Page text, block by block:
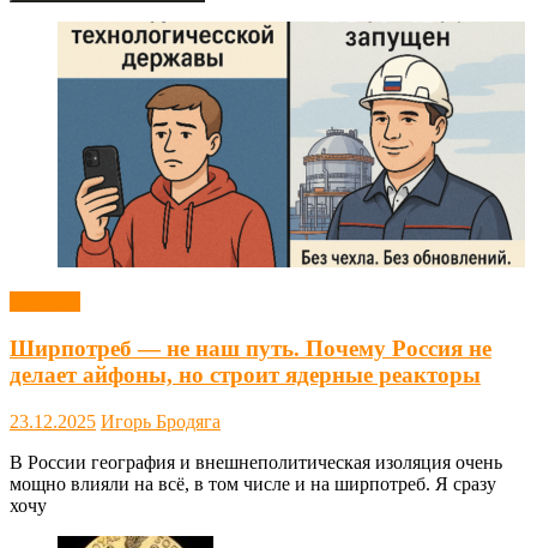
Ширпотреб — не наш путь. Почему Россия не
делает айфоны, но строит ядерные реакторы
23.12.2025 Игорь Бродяга
В России география и внешнеполитическая изоляция очень
мощно влияли на всё, в том числе и на ширпотреб. Я сразу
хочу